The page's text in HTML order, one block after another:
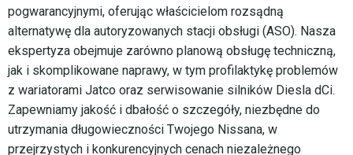
pogwarancyjnymi, oferując właścicielom rozsądną
alternatywę dla autoryzowanych stacji obsługi (ASO). Nasza
ekspertyza obejmuje zarówno planową obsługę techniczną,
jak i skomplikowane naprawy, w tym profilaktykę problemów
z wariatorami Jatco oraz serwisowanie silników Diesla dCi.
Zapewniamy jakość i dbałość o szczegóły, niezbędne do
utrzymania długowieczności Twojego Nissana, w
przejrzystych i konkurencyjnych cenach niezależnego